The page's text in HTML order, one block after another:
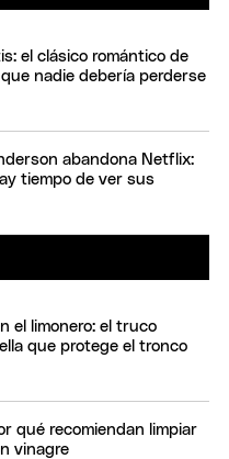
el clásico romántico de
nadie debería perderse
abandona Netflix:
tiempo de ver sus
el limonero: el truco
que protege el tronco
qué recomiendan limpiar
vinagre